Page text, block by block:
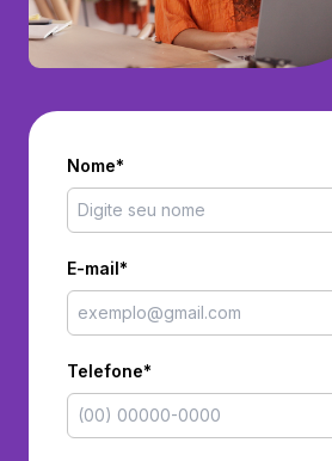
Nome*
E-mail*
Telefone*